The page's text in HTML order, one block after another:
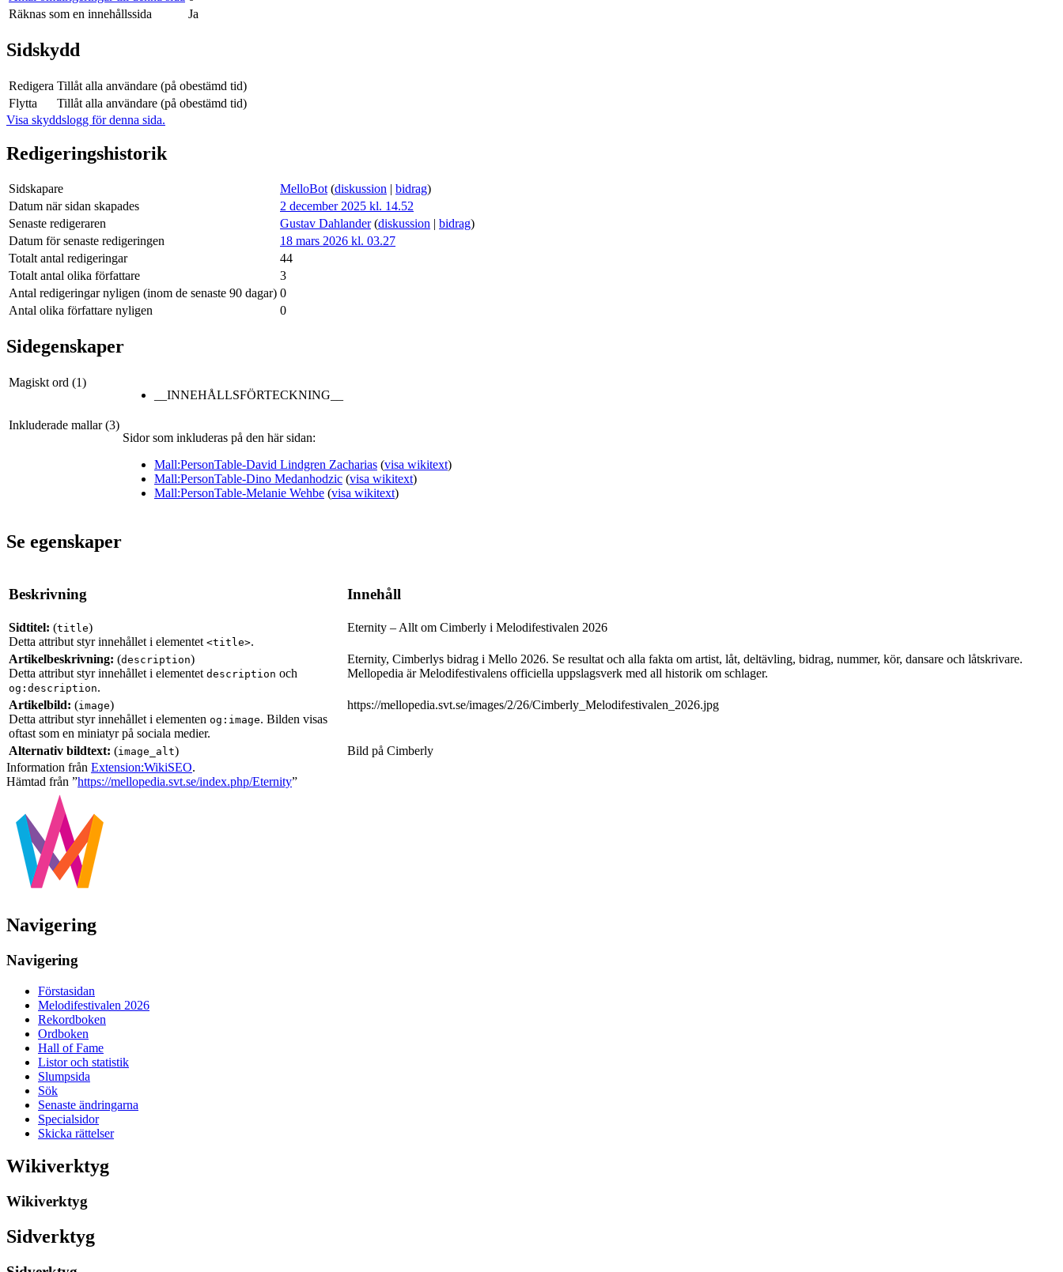
Räknas som en innehållssida
Ja
Sidskydd
Redigera Tillåt alla användare (på obestämd tid)
Flytta
Tillåt alla användare (på obestämd tid)
Visa skyddslogg för denna sida.
Redigeringshistorik
Sidskapare MelloBot (diskussion | bidrag)
Datum när sidan skapades
2 december 2025 kl. 14.52
Senaste redigeraren
Gustav Dahlander (diskussion | bidrag)
Datum för senaste redigeringen
18 mars 2026 kl. 03.27
Totalt antal redigeringar
44
Totalt antal olika författare
3
Antal redigeringar nyligen (inom de senaste 90 dagar) 0
Antal olika författare nyligen
0
Sidegenskaper
Magiskt ord (1)
__INNEHÅLLSFÖRTECKNING__
Inkluderade mallar (3)
Sidor som inkluderas på den här sidan:
Mall:PersonTable-David Lindgren Zacharias (visa wikitext)
Mall:PersonTable-Dino Medanhodzic (visa wikitext)
Mall:PersonTable-Melanie Wehbe (visa wikitext)
Se egenskaper
Beskrivning Innehåll
Sidtitel: (title)
Detta attribut styr innehållet i elementet <title>.
Eternity – Allt om Cimberly i Melodifestivalen 2026
Artikelbeskrivning: (description)
Detta attribut styr innehållet i elementet description och
og:description.
Eternity, Cimberlys bidrag i Mello 2026. Se resultat och alla fakta om artist, låt, deltävling, bidrag, nummer, kör, dansare och låtskrivare.
Mellopedia är Melodifestivalens officiella uppslagsverk med all historik om schlager.
Artikelbild: (image)
Detta attribut styr innehållet i elementen og:image. Bilden visas
oftast som en miniatyr på sociala medier.
https://mellopedia.svt.se/images/2/26/Cimberly_Melodifestivalen_2026.jpg
Alternativ bildtext: (image_alt)
Bild på Cimberly
Information från Extension:WikiSEO.
Hämtad från ”https://mellopedia.svt.se/index.php/Eternity”
Navigering
Navigering
Förstasidan
Melodifestivalen 2026
Rekordboken
Ordboken
Hall of Fame
Listor och statistik
Slumpsida
Sök
Senaste ändringarna
Specialsidor
Skicka rättelser
Wikiverktyg
Wikiverktyg
Sidverktyg